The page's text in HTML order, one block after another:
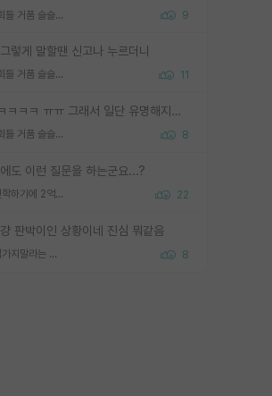
AI 학회들 거품 슬슬 지적이 나오네요 9
렇게 말할땐 신고나 누르더니
AI 학회들 거품 슬슬 지적이 나오네요 11
ㅋㅋㅋㅋㅋㅋ ㅠㅠ 그래서 일단 유명해지는게 중요한거같습니다
AI 학회들 거품 슬슬 지적이 나오네요 8
도 이런 질문을 하는군요...?
박사진학하기에 2억은 괜찮은 (?) 정도의 경제력인가요 22
판박이인 상황이네 진심 뭐같음
신생랩가지말라는 이유가 있었구나 8